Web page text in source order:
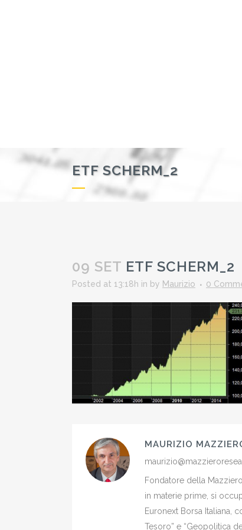
ETF SCHERM_2
09 SET ETF SCHERM_2
Posted at 13:18h in by Maurizio 0
MAURIZIO
Fondatore della
in materie prime, si
Euronext Borsa Italiana,
Tesoro” e “Geopolitica